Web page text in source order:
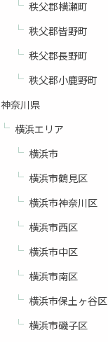
秩父郡横瀬町
秩父郡皆野町
秩父郡長野町
秩父郡小鹿野町
神奈川県
横浜エリア
横浜市
横浜市鶴見区
横浜市神奈川区
横浜市西区
横浜市中区
横浜市南区
横浜市保土ヶ谷区
横浜市磯子区
お問い合わせはこちら